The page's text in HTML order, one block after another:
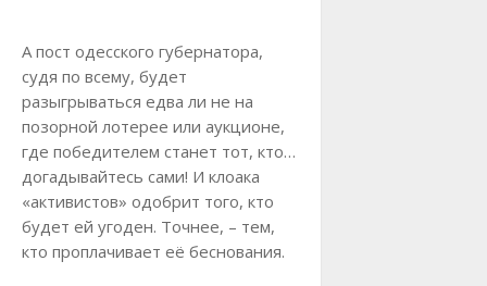
А пост одесского губернатора,
судя по всему, будет
разыгрываться едва ли не на
позорной лотерее или аукционе,
где победителем станет тот, кто…
догадывайтесь сами! И клоака
«активистов» одобрит того, кто
будет ей угоден. Точнее, – тем,
кто проплачивает её беснования.